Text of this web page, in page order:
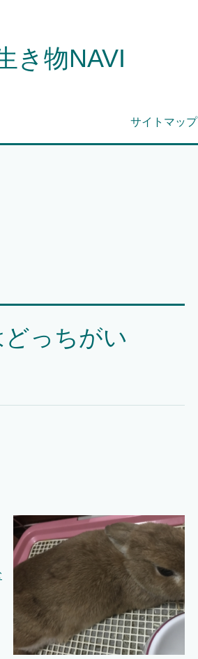
き物NAVI
サイトマップ
っちがい